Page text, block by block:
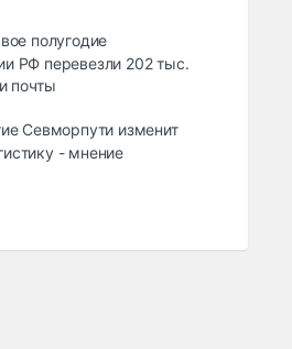
полугодие
РФ перевезли 202 тыс.
почты
Севморпути изменит
- мнение